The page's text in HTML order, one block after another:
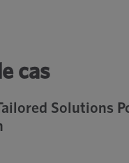
cas
Solutions